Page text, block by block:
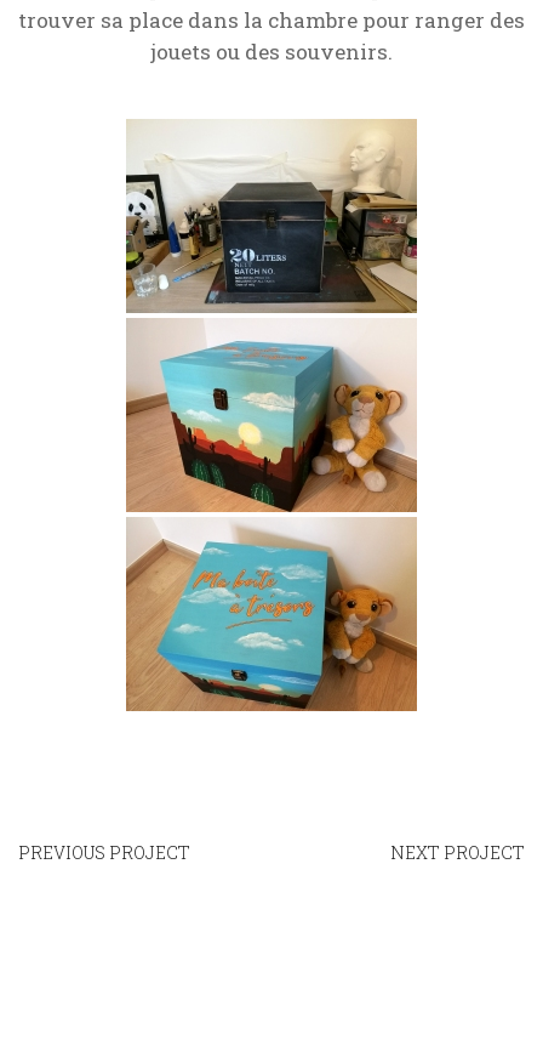
trouver sa place dans la chambre pour ranger des
jouets ou des souvenirs.
PREVIOUS PROJECT NEXT PROJECT